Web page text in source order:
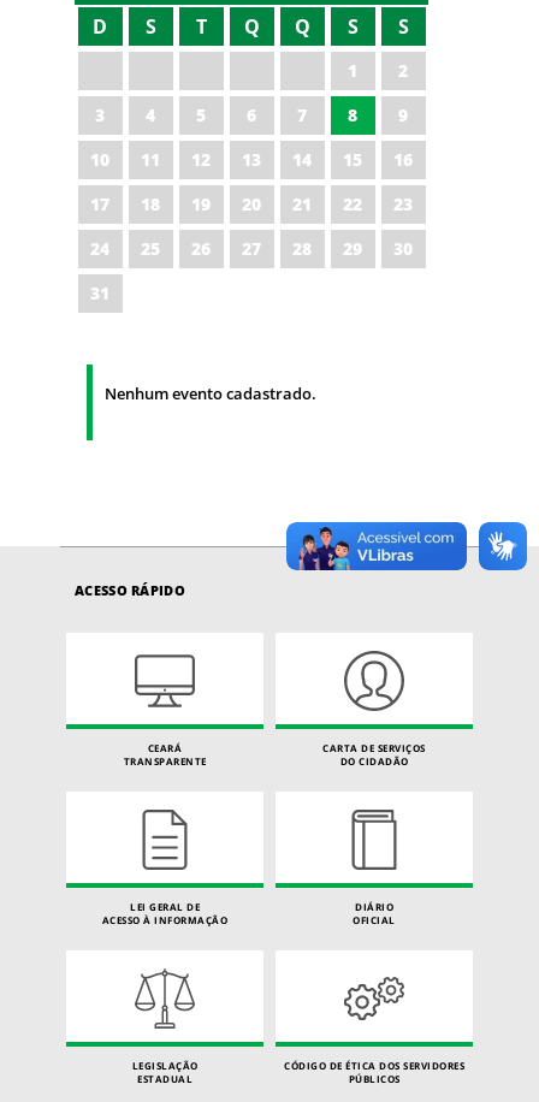
D S T Q Q S S
1
2
3
4 5 6 7 8
9
10
11 12 13 14 15
16
17
18 19 20 21 22
23
24
25 26 27 28 29
30
31
Nenhum evento cadastrado.
ACESSO RÁPIDO
CEARÁ
TRANSPARENTE
CARTA DE SERVIÇOS
DO CIDADÃO
LEI GERAL DE
ACESSO À INFORMAÇÃO
DIÁRIO
OFICIAL
LEGISLAÇÃO
ESTADUAL
CÓDIGO DE ÉTICA DOS SERVIDORES
PÚBLICOS